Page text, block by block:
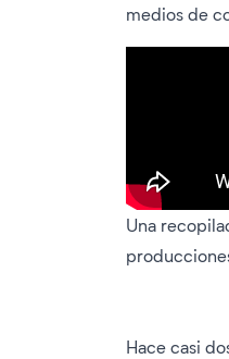
medios de
Una
Hace casi